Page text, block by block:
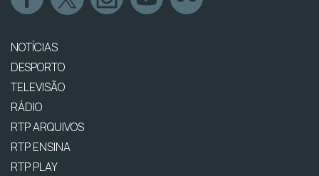
NOTÍCIAS
DESPORTO
TELEVISÃO
RÁDIO
RTP ARQUIVOS
RTP ENSINA
RTP PLAY